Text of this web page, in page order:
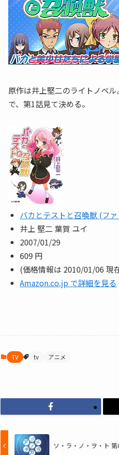
原作は井上堅二のライトノベ
で、第1話見て決める。
バカとテストと召喚獣 (フ
井上 堅二 葉賀 ユイ
2007/01/29
609 円
(価格情報は 2010/01/06 現
Amazon.co.jp で詳細を見る
TV tv アニメ
ソ・ラ・ノ・ヲ・ト